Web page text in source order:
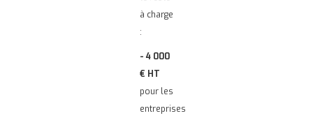
à charge
:
- 4 000
€ HT
pour les
entreprises